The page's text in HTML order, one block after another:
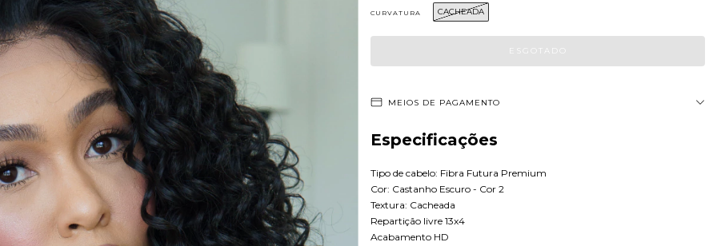
CURVATURA CACHEADA
MEIOS DE PAGAMENTO
Especificações
Tipo de cabelo: Fibra Futura Premium
Cor: Castanho Escuro - Cor 2
Textura: Cacheada
Repartição livre 13x4
Acabamento HD